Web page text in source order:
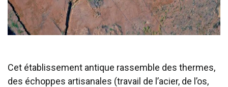
Cet établissement antique rassemble des thermes,
des échoppes artisanales (travail de l’acier, de l’os,